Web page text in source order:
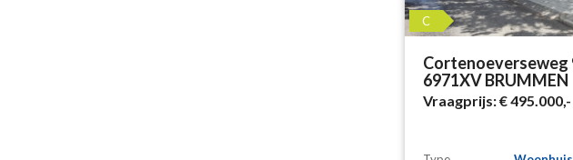
C
Cortenoeverseweg
6971XV BRUMMEN
Vraagprijs:€ 495.000,-